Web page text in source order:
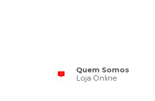
Quem Somos
Loja Online